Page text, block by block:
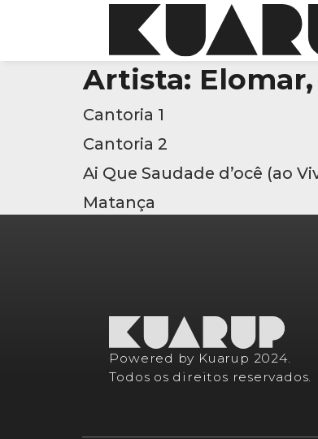
Artista:
Cantoria 1
Cantoria 2
Ai Que Saudade d’ocê (ao
Matança
Powered by Kuarup 2024.
Todos os direitos reservados.